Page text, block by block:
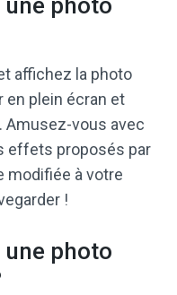
photo
affichez la photo
en plein écran et
Amusez-vous avec
effets proposés par
modifiée à votre
!
photo